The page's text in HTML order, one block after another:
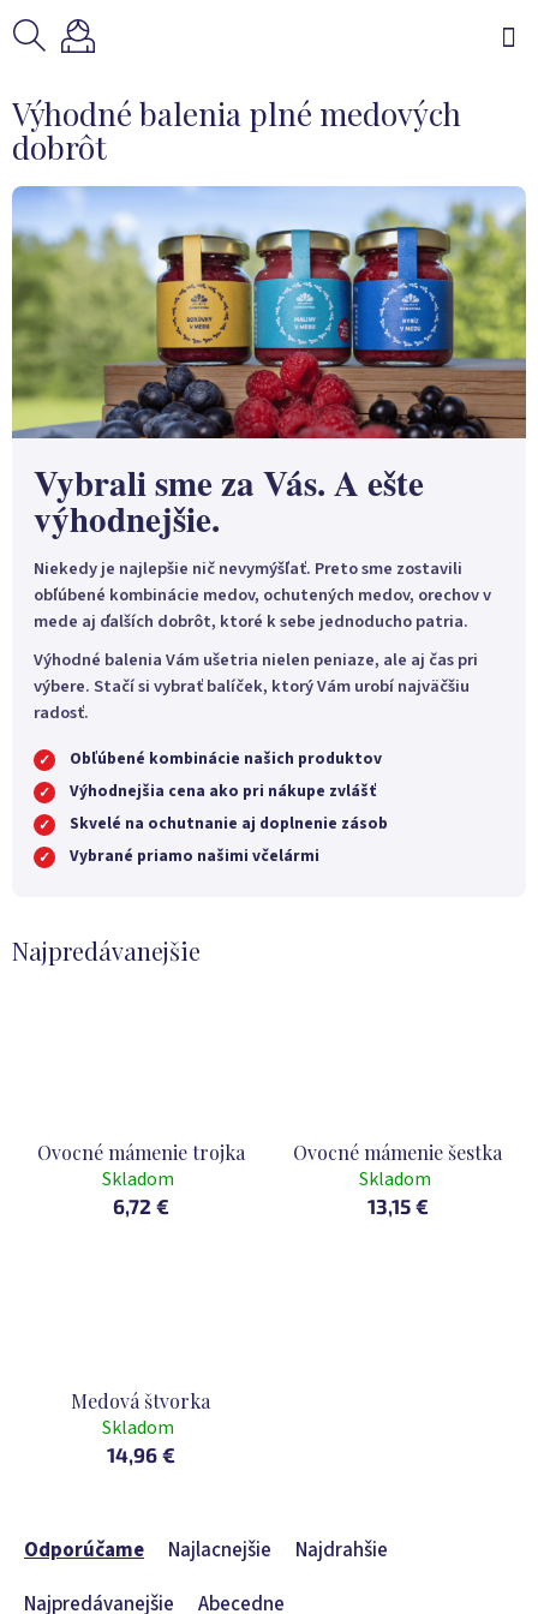
na
Výhodné balenia plné medových
dobrôt
Vybrali sme za Vás. A ešte
výhodnejšie.
Niekedy je najlepšie nič nevymýšľať. Preto sme zostavili
obľúbené kombinácie medov, ochutených medov, orechov v
mede aj ďalších dobrôt, ktoré k sebe jednoducho patria.
Výhodné balenia Vám ušetria nielen peniaze, ale aj čas pri
výbere. Stačí si vybrať balíček, ktorý Vám urobí najväčšiu
radosť.
✓ Obľúbené kombinácie našich produktov
✓ Výhodnejšia cena ako pri nákupe zvlášť
✓ Skvelé na ochutnanie aj doplnenie zásob
✓ Vybrané priamo našimi včelármi
Najpredávanejšie
Ovocné mámenie trojka
Skladom
6,72 €
Ovocné mámenie šestka
Skladom
13,15 €
Medová štvorka
Skladom
14,96 €
d
Odporúčame Najlacnejšie
Najdrahšie
Najpredávanejšie
Abecedne